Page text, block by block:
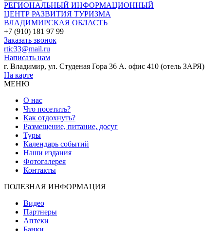
РЕГИОНАЛЬНЫЙ ИНФОРМАЦИОННЫЙ
ЦЕНТР РАЗВИТИЯ ТУРИЗМА
ВЛАДИМИРСКАЯ ОБЛАСТЬ
+7 (910) 181 97 99
Заказать звонок
rtic33@mail.ru
Написать нам
г. Владимир, ул. Студеная Гора 36 А. офис 410 (отель ЗАРЯ)
На карте
МЕНЮ
О нас
Что посетить?
Как отдохнуть?
Размещение, питание, досуг
Туры
Календарь событий
Наши издания
Фотогалерея
Контакты
ПОЛЕЗНАЯ ИНФОРМАЦИЯ
Видео
Партнеры
Аптеки
Банки